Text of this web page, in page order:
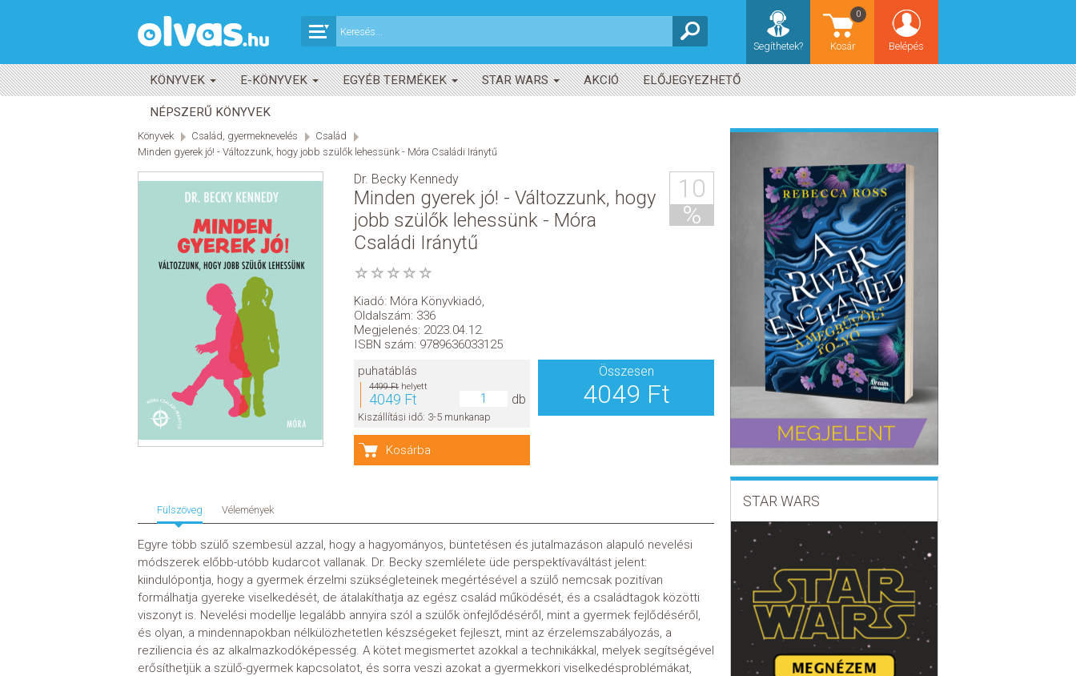
Belépés
Kosár
0
Segíthetek?
KÖNYVEK E-KÖNYVEK EGYÉB TERMÉKEK STAR WARS AKCIÓ ELŐJEGYEZHETŐ
NÉPSZERŰ KÖNYVEK
Könyvek Család, gyermeknevelés
Család
Minden gyerek jó! - Változzunk, hogy jobb szülők lehessünk - Móra Családi Iránytű
Dr. Becky Kennedy
Minden gyerek jó! - Változzunk, hogy
jobb szülők lehessünk - Móra
Családi Iránytű
10
%
Kiadó: Móra Könyvkiadó,
Oldalszám: 336
Megjelenés: 2023.04.12.
ISBN szám: 9789636033125
Kosárba
puhatáblás
4499 Ft helyett
4049 Ft db
Kiszállítási idő: 3-5 munkanap
Összesen
4049 Ft
Fülszöveg Vélemények
Egyre több szülő szembesül azzal, hogy a hagyományos, büntetésen és jutalmazáson alapuló nevelési
módszerek előbb-utóbb kudarcot vallanak. Dr. Becky szemlélete üde perspektívaváltást jelent:
kiindulópontja, hogy a gyermek érzelmi szükségleteinek megértésével a szülő nemcsak pozitívan
formálhatja gyereke viselkedését, de átalakíthatja az egész család működését, és a családtagok közötti
viszonyt is. Nevelési modellje legalább annyira szól a szülők önfejlődéséről, mint a gyermek fejlődéséről,
és olyan, a mindennapokban nélkülözhetetlen készségeket fejleszt, mint az érzelemszabályozás, a
reziliencia és az alkalmazkodóképesség. A kötet megismertet azokkal a technikákkal, melyek segítségével
erősíthetjük a szülő-gyermek kapcsolatot, és sorra veszi azokat a gyermekkori viselkedésproblémákat,
STAR WARS